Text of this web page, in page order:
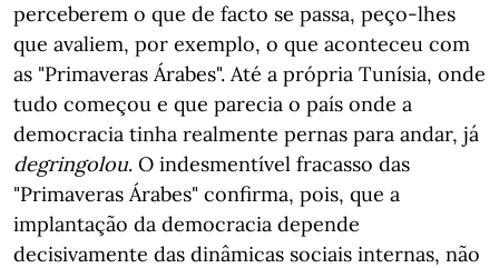
perceberem o que de facto se passa, peço-lhes
que avaliem, por exemplo, o que aconteceu com
as "Primaveras Árabes". Até a própria Tunísia, onde
tudo começou e que parecia o país onde a
democracia tinha realmente pernas para andar, já
degringolou. O indesmentível fracasso das
"Primaveras Árabes" confirma, pois, que a
implantação da democracia depende
decisivamente das dinâmicas sociais internas, não